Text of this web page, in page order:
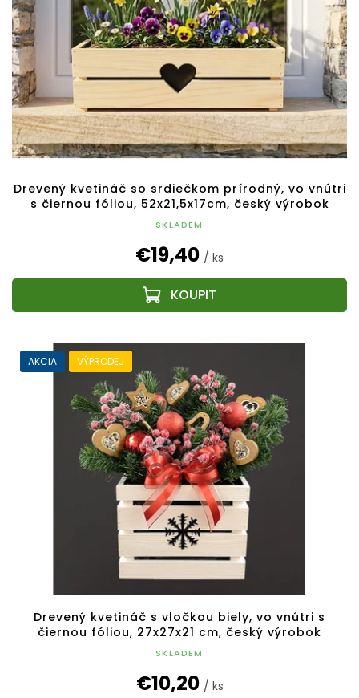
Drevený kvetináč so srdiečkom prírodný, vo vnútri
s čiernou fóliou, 52x21,5x17cm, český výrobok
SKLADEM
€19,40 / ks
AKCIA VÝPRODEJ
Drevený kvetináč s vločkou biely, vo vnútri s
čiernou fóliou, 27x27x21 cm, český výrobok
SKLADEM
€10,20 / ks